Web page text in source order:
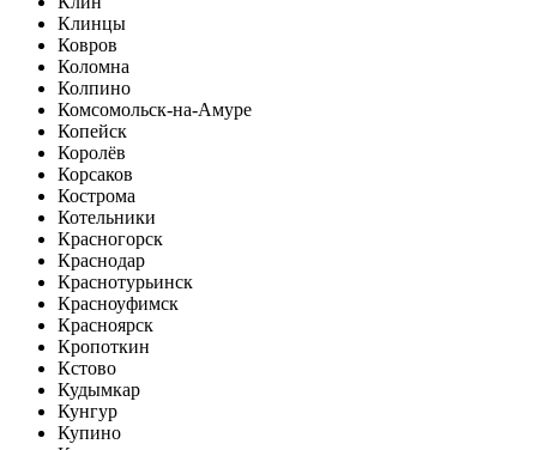
Клинцы
Ковров
Коломна
Колпино
Комсомольск-на-Амуре
Копейск
Королёв
Корсаков
Кострома
Котельники
Красногорск
Краснодар
Краснотурьинск
Красноуфимск
Красноярск
Кропоткин
Кстово
Кудымкар
Кунгур
Купино